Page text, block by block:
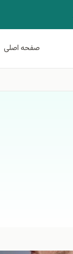
صفحه اصلی